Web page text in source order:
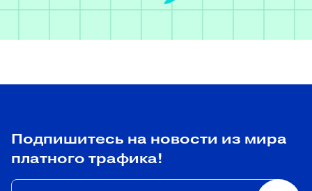
Подпишитесь на новости из мира
платного трафика!